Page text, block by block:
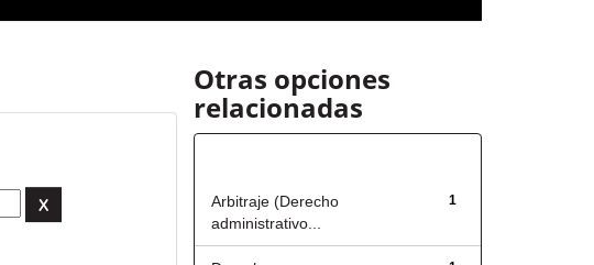
Otras opciones
relacionadas
1
Arbitraje (Derecho
administrativo...